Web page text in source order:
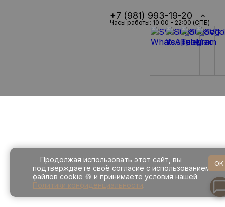
+7 (981) 993-19-20
Часы работы: 10:00 - 22:00 (СПБ)
Продолжая использовать этот сайт, вы
подтверждаете своё согласие с использованием
файлов cookie 🍪 и принимаете условия нашей
Политики конфиденциальности.
OK